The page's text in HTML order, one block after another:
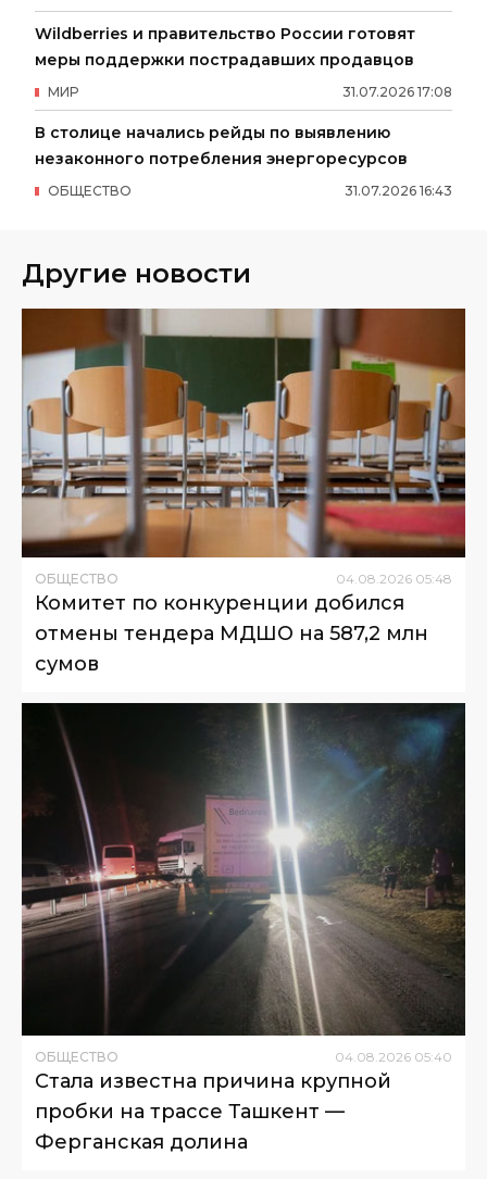
Wildberries и правительство России готовят
меры поддержки пострадавших продавцов
31.07.2026 17:08
МИР
В столице начались рейды по выявлению
незаконного потребления энергоресурсов
31.07.2026 16:43
ОБЩЕСТВО
Другие новости
ОБЩЕСТВО 04.08.2026 05:48
Комитет по конкуренции добился
отмены тендера МДШО на 587,2 млн
сумов
ОБЩЕСТВО 04.08.2026 05:40
Стала известна причина крупной
пробки на трассе Ташкент —
Ферганская долина